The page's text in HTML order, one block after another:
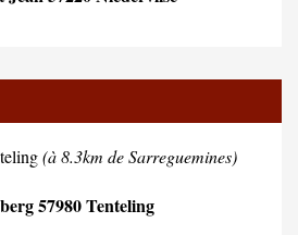
(à 8.3km de Sarreguemines)
57980 Tenteling